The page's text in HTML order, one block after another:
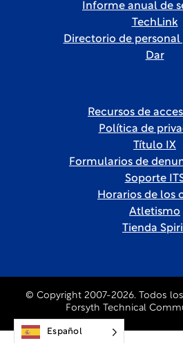
Informe anual de
TechLink
Directorio de personal
Dar
Recursos de
Política de
Título IX
Formularios de
Soporte
Horarios de los
Atletismo
Tienda
© Copyright 2007-2026. Todos
Forsyth Technical
Español